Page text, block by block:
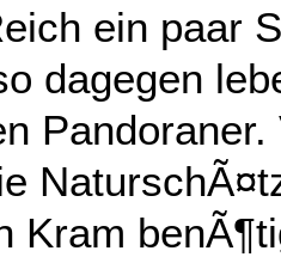
ein paar
dagegen
Kram